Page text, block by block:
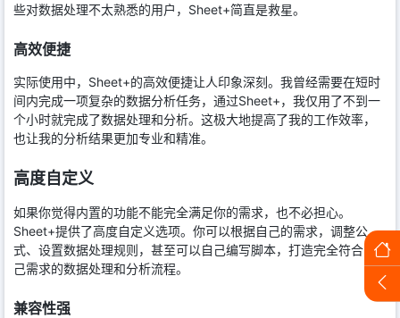
些对数据处理不太熟悉的用户，Sheet+简直是救星。
高效便捷
实际使用中，Sheet+的高效便捷让人印象深刻。我曾经需要在短时
间内完成一项复杂的数据分析任务，通过Sheet+，我仅用了不到一
个小时就完成了数据处理和分析。这极大地提高了我的工作效率，
也让我的分析结果更加专业和精准。
高度自定义
如果你觉得内置的功能不能完全满足你的需求，也不必担心。
Sheet+提供了高度自定义选项。你可以根据自己的需求，调整公
式、设置数据处理规则，甚至可以自己编写脚本，打造完全符合自
己需求的数据处理和分析流程。
兼容性强